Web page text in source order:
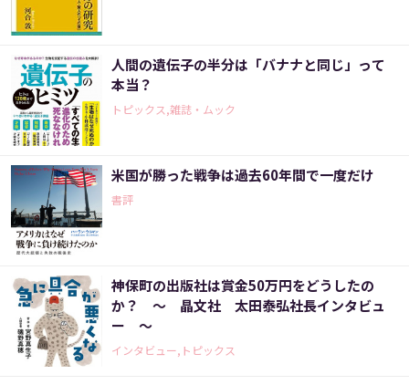
人間の遺伝子の半分は「バナナと同じ」って
本当？
トピックス,雑誌・ムック
米国が勝った戦争は過去60年間で一度だけ
書評
神保町の出版社は賞金50万円をどうしたの
か？ ～ 晶文社 太田泰弘社長インタビュ
ー ～
インタビュー,トピックス